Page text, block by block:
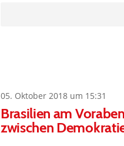
05. Oktober 2018 um 15:31
Brasilien am
zwischen